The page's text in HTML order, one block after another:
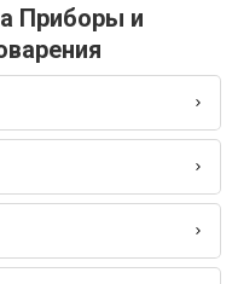
Приборы и